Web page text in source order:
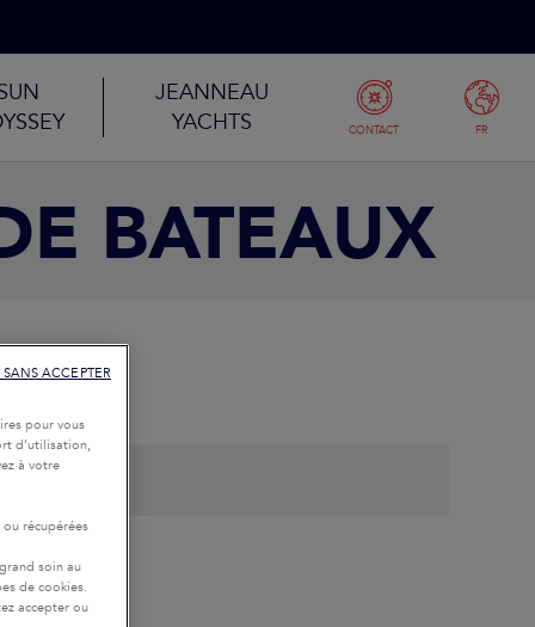
JEANNEAU
YACHTS
CONTACT FR
BATEAUX
pour vous
d’utilisation,
à votre
récupérées
soin au
de cookies.
accepter ou
ACCEPTER